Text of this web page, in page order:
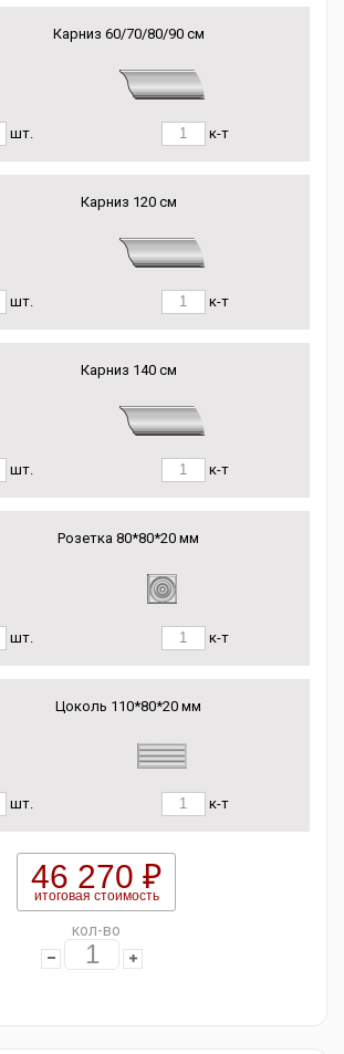
Карниз 60/70/80/90 см
шт. к-т
Карниз 120 см
шт. к-т
Карниз 140 см
шт. к-т
Розетка 80*80*20 мм
шт. к-т
Цоколь 110*80*20 мм
шт. к-т
46 270 ₽
итоговая стоимость
кол-во